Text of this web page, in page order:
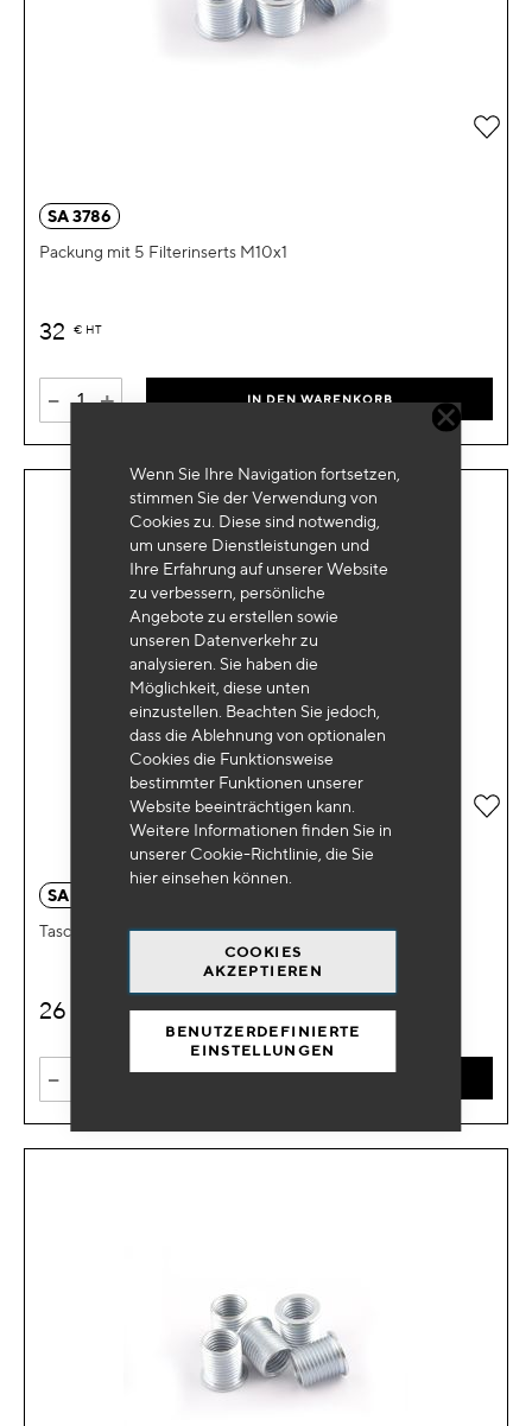
Wenn Sie Ihre Navigation fortsetzen,
stimmen Sie der Verwendung von
Cookies zu. Diese sind notwendig,
um unsere Dienstleistungen und
Ihre Erfahrung auf unserer Website
zu verbessern, persönliche
Angebote zu erstellen sowie
unseren Datenverkehr zu
analysieren. Sie haben die
Möglichkeit, diese unten
einzustellen. Beachten Sie jedoch,
dass die Ablehnung von optionalen
Cookies die Funktionsweise
bestimmter Funktionen unserer
Website beeinträchtigen kann.
Weitere Informationen finden Sie in
unserer Cookie-Richtlinie, die Sie
hiereinsehen können.
COOKIES
AKZEPTIEREN
BENUTZERDEFINIERTE
EINSTELLUNGEN
SA 3786
Packung mit 5 Filterinserts M10x1
32 € HT
- + IN DEN WARENKORB
Zur
SA 9265
Tasche 5 Inserts M14x1.25 L.11.2mm
26
-
Zur